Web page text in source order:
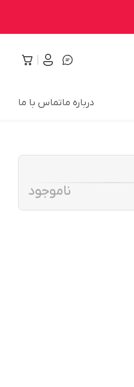
درباره ماتماس با ما
ناموجود